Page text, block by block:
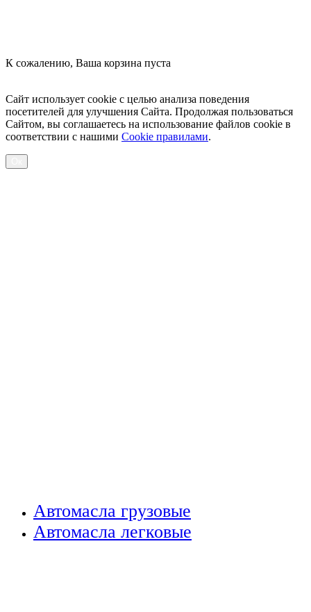
К сожалению, Ваша корзина пуста
Сайт использует cookie с целью анализа поведения
посетителей для улучшения Сайта. Продолжая пользоваться
Сайтом, вы соглашаетесь на использование файлов cookie в
соответствии с нашими Cookiе правилами.
Автомасла грузовые
Автомасла легковые